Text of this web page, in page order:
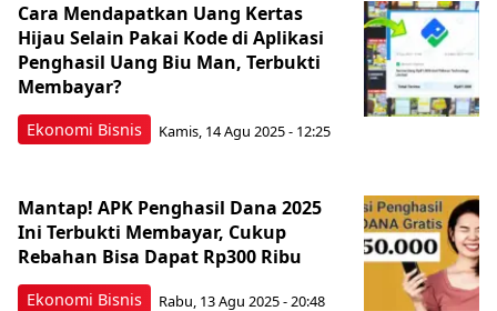
Ekonomi Bisnis
Cara Mendapatkan Uang Kertas
Hijau Selain Pakai Kode di Aplikasi
Penghasil Uang Biu Man, Terbukti
Membayar?
Kamis, 14 Agu 2025 - 12:25
Ekonomi Bisnis
Mantap! APK Penghasil Dana 2025
Ini Terbukti Membayar, Cukup
Rebahan Bisa Dapat Rp300 Ribu
Rabu, 13 Agu 2025 - 20:48